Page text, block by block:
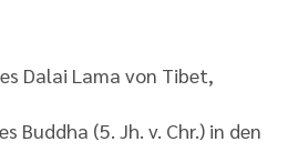
Dalai Lama von Tibet,
Buddha (5. Jh. v. Chr.) in den